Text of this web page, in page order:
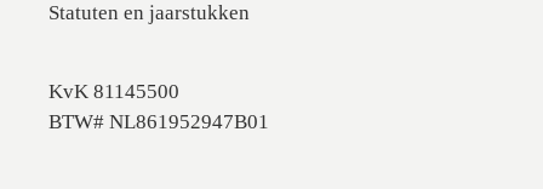
Statuten en jaarstukken
KvK 81145500
BTW# NL861952947B01